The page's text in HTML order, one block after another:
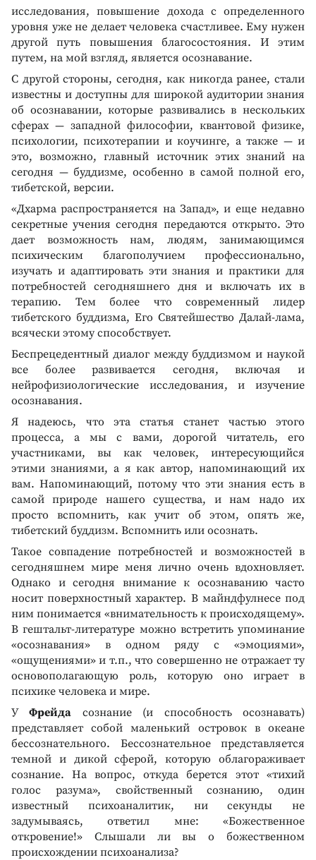
исследования, повышение дохода с определенного
уровня уже не делает человека счастливее. Ему нужен
другой путь повышения благосостояния. И этим
путем, на мой взгляд, является осознавание.
С другой стороны, сегодня, как никогда ранее, стали
известны и доступны для широкой аудитории знания
об осознавании, которые развивались в нескольких
сферах — западной философии, квантовой физике,
психологии, психотерапии и коучинге, а также — и
это, возможно, главный источник этих знаний на
сегодня — буддизме, особенно в самой полной его,
тибетской, версии.
«Дхарма распространяется на Запад», и еще недавно
секретные учения сегодня передаются открыто. Это
дает возможность нам, людям, занимающимся
психическим благополучием профессионально,
изучать и адаптировать эти знания и практики для
потребностей сегодняшнего дня и включать их в
терапию. Тем более что современный лидер
тибетского буддизма, Его Святейшество Далай-лама,
всячески этому способствует.
Беспрецедентный диалог между буддизмом и наукой
все более развивается сегодня, включая и
нейрофизиологические исследования, и изучение
осознавания.
Я надеюсь, что эта статья станет частью этого
процесса, а мы с вами, дорогой читатель, его
участниками, вы как человек, интересующийся
этими знаниями, а я как автор, напоминающий их
вам. Напоминающий, потому что эти знания есть в
самой природе нашего существа, и нам надо их
просто вспомнить, как учит об этом, опять же,
тибетский буддизм. Вспомнить или осознать.
Такое совпадение потребностей и возможностей в
сегодняшнем мире меня лично очень вдохновляет.
Однако и сегодня внимание к осознаванию часто
носит поверхностный характер. В майндфулнесе под
ним понимается «внимательность к происходящему».
В гештальт-литературе можно встретить упоминание
«осознавания» в одном ряду с «эмоциями»,
«ощущениями» и т.п., что совершенно не отражает ту
основополагающую роль, которую оно играет в
психике человека и мире.
УФрейда сознание (и способность осознавать)
представляет собой маленький островок в океане
бессознательного. Бессознательное представляется
темной и дикой сферой, которую облагораживает
сознание. На вопрос, откуда берется этот «тихий
голос разума», свойственный сознанию, один
известный психоаналитик, ни секунды не
задумываясь, ответил мне: «Божественное
откровение!» Слышали ли вы о божественном
происхождении психоанализа?